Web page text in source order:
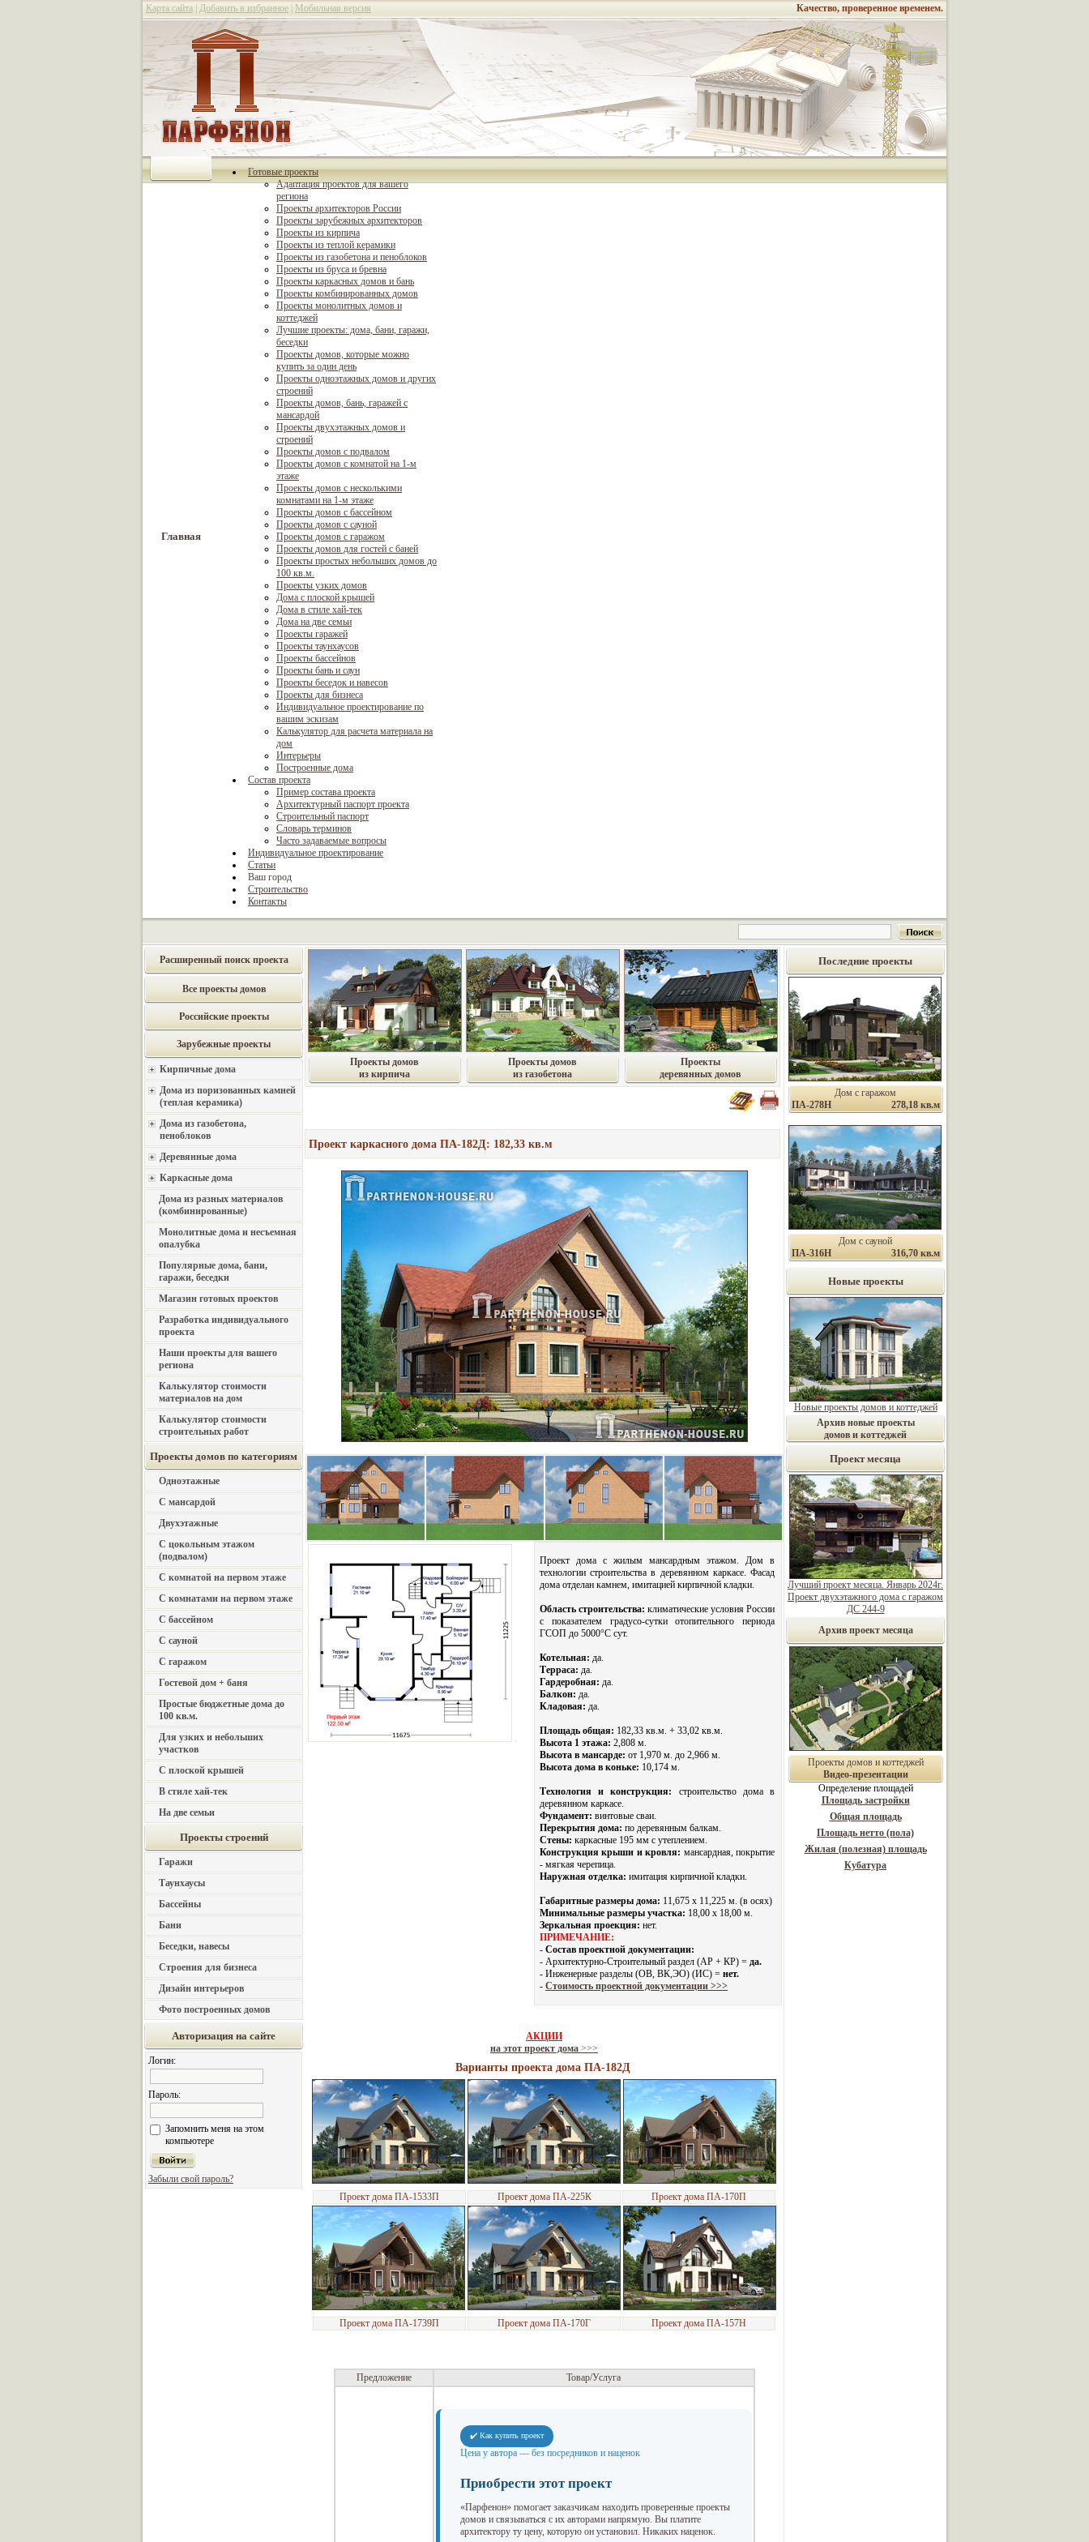
Карта сайта Добавить в избранное Мобильная версия Качество, проверенное временем.
Главная
Готовые проекты
Адаптация проектов для вашего
региона
Проекты архитекторов России
Проекты зарубежных архитекторов
Проекты из кирпича
Проекты из теплой керамики
Проекты из газобетона и пеноблоков
Проекты из бруса и бревна
Проекты каркасных домов и бань
Проекты комбинированных домов
Проекты монолитных домов и
коттеджей
Лучшие проекты: дома, бани, гаражи,
беседки
Проекты домов, которые можно
купить за один день
Проекты одноэтажных домов и других
строений
Проекты домов, бань, гаражей с
мансардой
Проекты двухэтажных домов и
строений
Проекты домов с подвалом
Проекты домов с комнатой на 1-м
этаже
Проекты домов с несколькими
комнатами на 1-м этаже
Проекты домов с бассейном
Проекты домов с сауной
Проекты домов с гаражом
Проекты домов для гостей с баней
Проекты простых небольших домов до
100 кв.м.
Проекты узких домов
Дома с плоской крышей
Дома в стиле хай-тек
Дома на две семьи
Проекты гаражей
Проекты таунхаусов
Проекты бассейнов
Проекты бань и саун
Проекты беседок и навесов
Проекты для бизнеса
Индивидуальное проектирование по
вашим эскизам
Калькулятор для расчета материала на
дом
Интерьеры
Построенные дома
Состав проекта
Пример состава проекта
Архитектурный паспорт проекта
Строительный паспорт
Словарь терминов
Часто задаваемые вопросы
Индивидуальное проектирование
Статьи
Ваш город
Строительство
Контакты
Расширенный поиск проекта
Все проекты домов
Российские проекты
Зарубежные проекты
Кирпичные дома
Дома из поризованных камней
(теплая керамика)
Дома из газобетона,
пеноблоков
Деревянные дома
Каркасные дома
Дома из разных материалов
(комбинированные)
Монолитные дома и несъемная
опалубка
Популярные дома, бани,
гаражи, беседки
Магазин готовых проектов
Разработка индивидуального
проекта
Наши проекты для вашего
региона
Калькулятор стоимости
материалов на дом
Калькулятор стоимости
строительных работ
Проекты домов по категориям
Одноэтажные
С мансардой
Двухэтажные
С цокольным этажом
(подвалом)
С комнатой на первом этаже
С комнатами на первом этаже
С бассейном
С сауной
С гаражом
Гостевой дом + баня
Простые бюджетные дома до
100 кв.м.
Для узких и небольших
участков
С плоской крышей
В стиле хай-тек
На две семьи
Проекты строений
Гаражи
Таунхаусы
Бассейны
Бани
Беседки, навесы
Строения для бизнеса
Дизайн интерьеров
Фото построенных домов
Авторизация на сайте
Логин:
Пароль:
Запомнить меня на этом
компьютере
Забыли свой пароль?
Проекты домов
из кирпича
Проекты домов
из газобетона
Проекты
деревянных домов
Проект каркасного дома ПА-182Д: 182,33 кв.м
Проект дома с жилым мансардным этажом. Дом в
технологии строительства в деревянном каркасе. Фасад
дома отделан камнем, имитацией кирпичной кладки.
Область строительства: климатические условия России
с показателем градусо-сутки отопительного периода
ГСОП до 5000°С сут.
Котельная: да.
Терраса: да.
Гардеробная: да.
Балкон: да.
Кладовая: да.
Площадь общая: 182,33 кв.м. + 33,02 кв.м.
Высота 1 этажа: 2,808 м.
Высота в мансарде: от 1,970 м. до 2,966 м.
Высота дома в коньке: 10,174 м.
Технология и конструкция:
строительство дома в
деревянном каркасе.
Фундамент: винтовые сваи.
Перекрытия дома: по деревянным балкам.
Стены: каркасные 195 мм с утеплением.
Конструкция крыши и кровля: мансардная, покрытие
- мягкая черепица.
Наружная отделка: имитация кирпичной кладки.
Габаритные размеры дома: 11,675 х 11,225 м. (в осях)
Минимальные размеры участка: 18,00 x 18,00 м.
Зеркальная проекция: нет.
ПРИМЕЧАНИЕ:
- Состав проектной документации:
- Архитектурно-Строительный раздел (АР + КР) = да.
- Инженерные разделы (ОВ, ВК,ЭО) (ИС) = нет.
- Стоимость проектной документации >>>
АКЦИИ
на этот проект дома >>>
Варианты проекта дома ПА-182Д
Проект дома ПА-1533П Проект дома ПА-225К Проект дома ПА-170П
Проект дома ПА-1739П Проект дома ПА-170Г Проект дома ПА-157Н
Предложение Товар/Услуга
✔️ Как купить проект
Цена у автора — без посредников и наценок
Приобрести этот проект
«Парфенон» помогает заказчикам находить проверенные проекты
домов и связываться с их авторами напрямую. Вы платите
архитектору ту цену, которую он установил. Никаких наценок.
Последние проекты
Дом с гаражом
ПА-278Н
278,18 кв.м
Дом с сауной
ПА-316Н
316,70 кв.м
Новые проекты
Новые проекты домов и коттеджей
Архив новые проекты
домов и коттеджей
Проект месяца
Лучший проект месяца. Январь 2024г.
Проект двухэтажного дома с гаражом
ДС 244-9
Архив проект месяца
Проекты домов и коттеджей
Видео-презентации
Определение площадей
Площадь застройки
Общая площадь
Площадь нетто (пола)
Жилая (полезная) площадь
Кубатура